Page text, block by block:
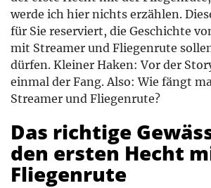
werde ich hier nichts erzählen.
für Sie reserviert, die Geschichte
mit Streamer und Fliegenrute
dürfen. Kleiner Haken: Vor der
einmal der Fang. Also: Wie fängt
Streamer und Fliegenrute?
Das richtige
den ersten Hecht
Fliegenrute